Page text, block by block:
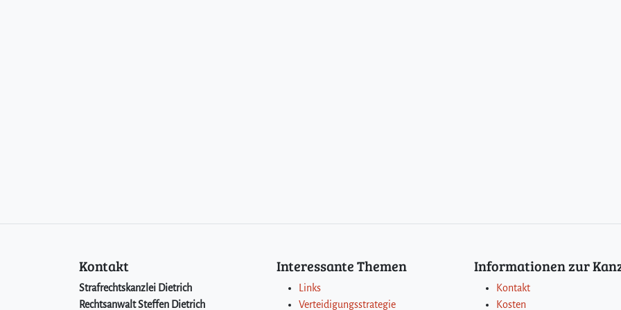
Kontakt
Strafrechtskanzlei Dietrich
Rechtsanwalt Steffen Dietrich
Interessante Themen
Links
Verteidigungsstrategie
Informationen zur
Kontakt
Kosten